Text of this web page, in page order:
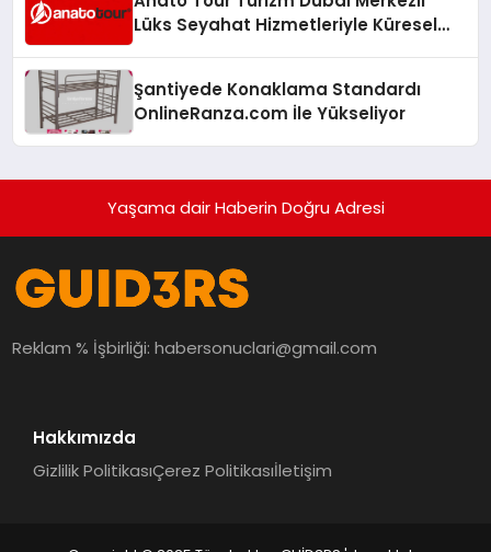
Lüks Seyahat Hizmetleriyle Küresel
Şantiyede Konaklama Standardı
OnlineRanza.com İle Yükseliyor
Yaşama dair Haberin Doğru Adresi
Reklam % İşbirliği:habersonuclari@gmail.com
Hakkımızda
Gizlilik PolitikasıÇerez Politikasıİletişim